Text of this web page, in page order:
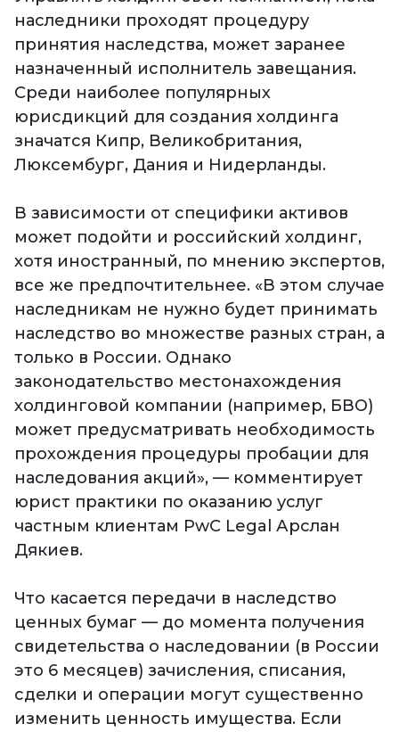
наследники проходят процедуру
принятия наследства, может заранее
назначенный исполнитель завещания.
Среди наиболее популярных
юрисдикций для создания холдинга
значатся Кипр, Великобритания,
Люксембург, Дания и Нидерланды.
В зависимости от специфики активов
может подойти и российский холдинг,
хотя иностранный, по мнению экспертов,
все же предпочтительнее. «В этом случае
наследникам не нужно будет принимать
наследство во множестве разных стран, а
только в России. Однако
законодательство местонахождения
холдинговой компании (например, БВО)
может предусматривать необходимость
прохождения процедуры пробации для
наследования акций», — комментирует
юрист практики по оказанию услуг
частным клиентам PwC Legal Арслан
Дякиев.
Что касается передачи в наследство
ценных бумаг — до момента получения
свидетельства о наследовании (в России
это 6 месяцев) зачисления, списания,
сделки и операции могут существенно
изменить ценность имущества. Если